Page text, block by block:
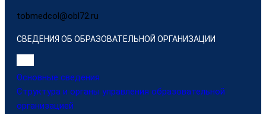
tobmedcol@obl72.ru
СВЕДЕНИЯ ОБ ОБРАЗОВАТЕЛЬНОЙ ОРГАНИЗАЦИИ
Основные сведения
Структура и органы управления образовательной
организацией